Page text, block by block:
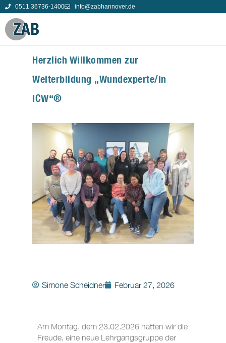
0511 36736-1400 info@zabhannover.de
Herzlich Willkommen zur
Weiterbildung „Wundexperte/in
ICW“®
Simone Scheidner Februar 27, 2026
Am Montag, dem 23.02.2026 hatten wir die
Freude, eine neue Lehrgangsgruppe der